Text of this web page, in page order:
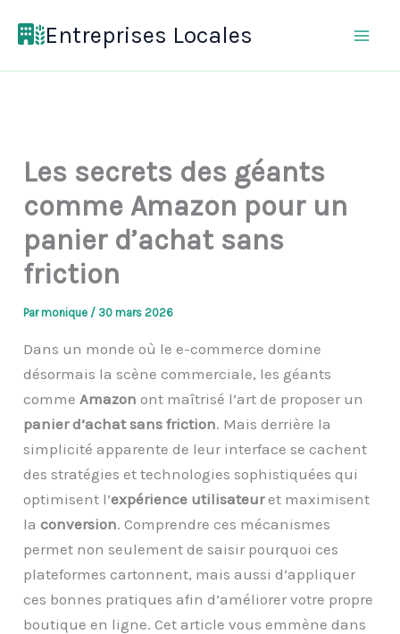
Entreprises Locales
Les secrets des géants
comme Amazon pour un
panier d’achat sans
friction
Parmonique / 30 mars 2026
Dans un monde où le e-commerce domine
désormais la scène commerciale, les géants
comme Amazon ont maîtrisé l’art de proposer un
panier d’achat sans friction. Mais derrière la
simplicité apparente de leur interface se cachent
des stratégies et technologies sophistiquées qui
optimisent l’expérience utilisateuret maximisent
laconversion. Comprendre ces mécanismes
permet non seulement de saisir pourquoi ces
plateformes cartonnent, mais aussi d’appliquer
ces bonnes pratiques afin d’améliorer votre propre
boutique en ligne. Cet article vous emmène dans